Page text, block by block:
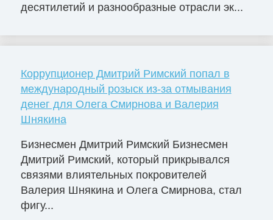
десятилетий и разнообразные отрасли эк...
Коррупционер Дмитрий Римский попал в
международный розыск из-за отмывания
денег для Олега Смирнова и Валерия
Шнякина
Бизнесмен Дмитрий Римский Бизнесмен
Дмитрий Римский, который прикрывался
связями влиятельных покровителей
Валерия Шнякина и Олега Смирнова, стал
фигу...